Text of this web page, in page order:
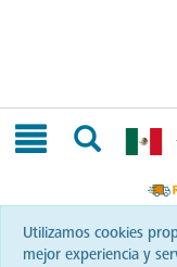
Utilizamos cookies
mejor experiencia y